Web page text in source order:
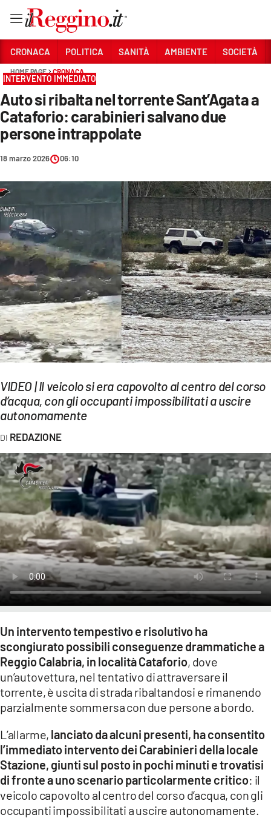
Sezioni
CRONACA
SANITÀ
AMBIENTE
SOCIETÀ
CULTURA
ECONOMIA E LAVORO
EVENTI
SPORT
Streaming
LAC NETWORK
LAC ONAIR
LaC
Network
LACPLAY.IT
LACTV.IT
LACONAIR.IT
LACITYMAG.IT
ILREGGINO.IT
ILVIBONESE.IT
CATANZAROCHANNEL.IT
LACAPITALENEWS.IT
App
ANDROID
APPLE
CRONACA POLITICA SANITÀ AMBIENTE SOCIETÀ
HOME PAGE CRONACA
INTERVENTO IMMEDIATO
Auto si ribalta nel torrente Sant’Agata a
Cataforio: carabinieri salvano due
persone intrappolate
18 marzo 2026 06:10
VIDEO | Il veicolo si era capovolto al centro del corso
d’acqua, con gli occupanti impossibilitati a uscire
autonomamente
REDAZIONE
Un intervento tempestivo e risolutivo ha
scongiurato possibili conseguenze drammatiche a
Reggio Calabria, in località Cataforio, dove
un’autovettura, nel tentativo di attraversare il
torrente, è uscita di strada ribaltandosi e rimanendo
parzialmente sommersa con due persone a bordo.
L’allarme, lanciato da alcuni presenti, ha consentito
l’immediato intervento dei Carabinieri della locale
Stazione, giunti sul posto in pochi minuti e trovatisi
di fronte a uno scenario particolarmente critico: il
veicolo capovolto al centro del corso d’acqua, con gli
occupanti impossibilitati a uscire autonomamente.